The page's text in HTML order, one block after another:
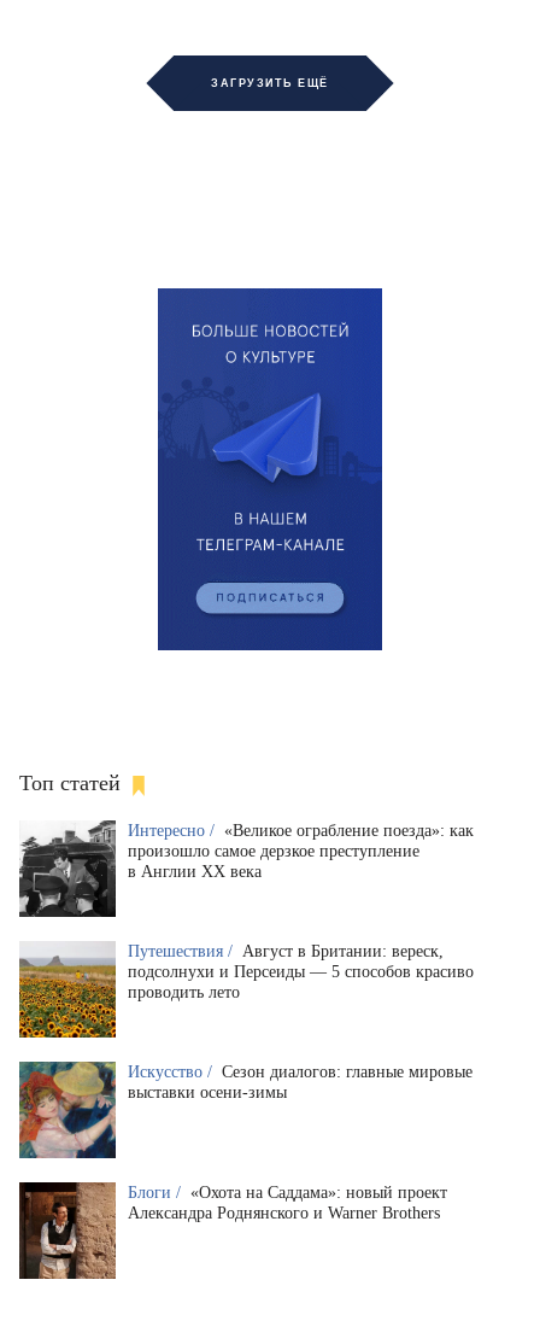
ЗАГРУЗИТЬ ЕЩЁ
Топ статей
Интересно / «Великое ограбление поезда»: как
произошло самое дерзкое преступление
в Англии XX века
Путешествия / Август в Британии: вереск,
подсолнухи и Персеиды — 5 способов красиво
проводить лето
Искусство / Сезон диалогов: главные мировые
выставки осени-зимы
Блоги / «Охота на Саддама»: новый проект
Александра Роднянского и Warner Brothers